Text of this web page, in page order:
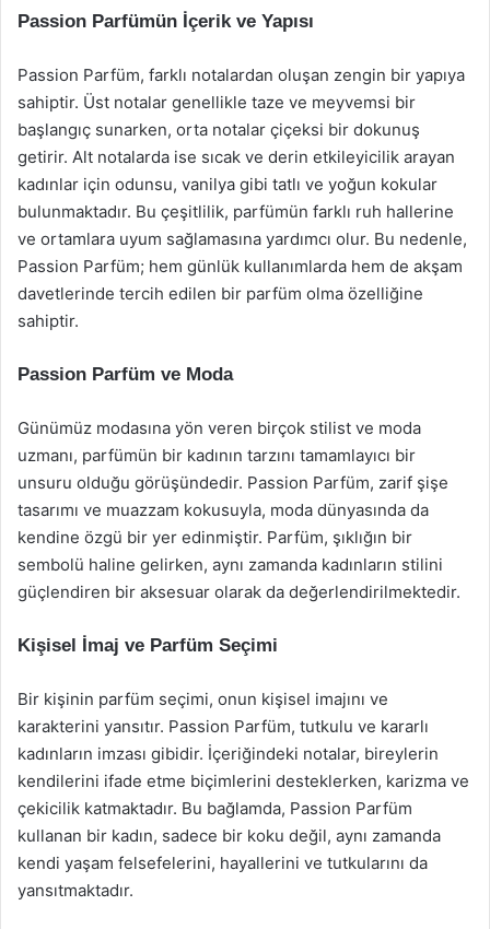
Passion Parfümün İçerik ve Yapısı
Passion Parfüm, farklı notalardan oluşan zengin bir yapıya
sahiptir. Üst notalar genellikle taze ve meyvemsi bir
başlangıç sunarken, orta notalar çiçeksi bir dokunuş
getirir. Alt notalarda ise sıcak ve derin etkileyicilik arayan
kadınlar için odunsu, vanilya gibi tatlı ve yoğun kokular
bulunmaktadır. Bu çeşitlilik, parfümün farklı ruh hallerine
ve ortamlara uyum sağlamasına yardımcı olur. Bu nedenle,
Passion Parfüm; hem günlük kullanımlarda hem de akşam
davetlerinde tercih edilen bir parfüm olma özelliğine
sahiptir.
Passion Parfüm ve Moda
Günümüz modasına yön veren birçok stilist ve moda
uzmanı, parfümün bir kadının tarzını tamamlayıcı bir
unsuru olduğu görüşündedir. Passion Parfüm, zarif şişe
tasarımı ve muazzam kokusuyla, moda dünyasında da
kendine özgü bir yer edinmiştir. Parfüm, şıklığın bir
sembolü haline gelirken, aynı zamanda kadınların stilini
güçlendiren bir aksesuar olarak da değerlendirilmektedir.
Kişisel İmaj ve Parfüm Seçimi
Bir kişinin parfüm seçimi, onun kişisel imajını ve
karakterini yansıtır. Passion Parfüm, tutkulu ve kararlı
kadınların imzası gibidir. İçeriğindeki notalar, bireylerin
kendilerini ifade etme biçimlerini desteklerken, karizma ve
çekicilik katmaktadır. Bu bağlamda, Passion Parfüm
kullanan bir kadın, sadece bir koku değil, aynı zamanda
kendi yaşam felsefelerini, hayallerini ve tutkularını da
yansıtmaktadır.